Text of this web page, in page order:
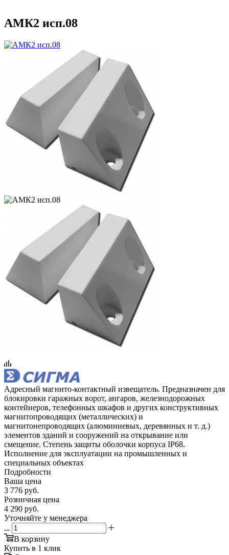
АМК2 исп.08
Адресный магнито-контактный извещатель. Предназначен для
блокировки гаражных ворот, ангаров, железнодорожных
контейнеров, телефонных шкафов и других конструктивных
магнитопроводящих (металлических) и
магнитонепроводящих (алюминиевых, деревянных и т. д.)
элементов зданий и сооружений на открывание или
смещение. Степень защиты оболочки корпуса IP68.
Исполнение для эксплуатации на промышленных и
специальных объектах
Подробности
Ваша цена
3 776 руб.
Розничная цена
4 290 руб.
Уточняйте у менеджера
В корзину
Купить в 1 клик